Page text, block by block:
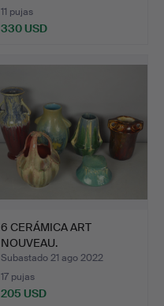
11 pujas
330 USD
6 CERÁMICA ART
NOUVEAU.
Subastado 21 ago 2022
17 pujas
205 USD